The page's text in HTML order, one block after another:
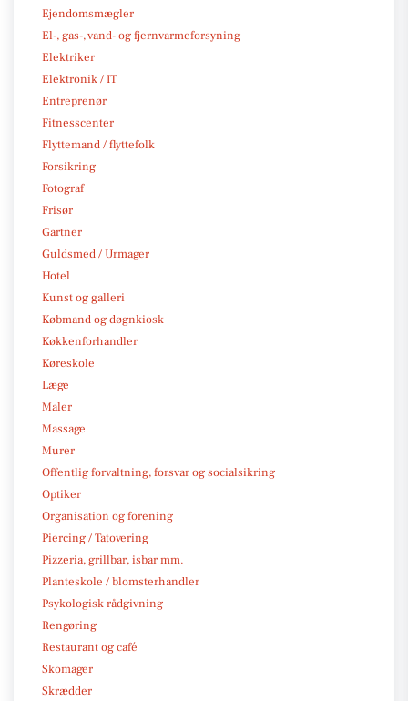
Ejendomsmægler
El-, gas-, vand- og fjernvarmeforsyning
Elektriker
Elektronik / IT
Entreprenør
Fitnesscenter
Flyttemand / flyttefolk
Forsikring
Fotograf
Frisør
Gartner
Guldsmed / Urmager
Hotel
Kunst og galleri
Købmand og døgnkiosk
Køkkenforhandler
Køreskole
Læge
Maler
Massage
Murer
Offentlig forvaltning, forsvar og socialsikring
Optiker
Organisation og forening
Piercing / Tatovering
Pizzeria, grillbar, isbar mm.
Planteskole / blomsterhandler
Psykologisk rådgivning
Rengøring
Restaurant og café
Skomager
Skrædder